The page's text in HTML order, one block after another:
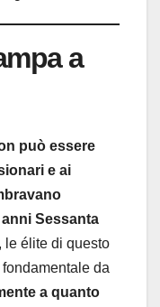
a
può essere
e ai
Sessanta
le élite di questo
da
a quanto